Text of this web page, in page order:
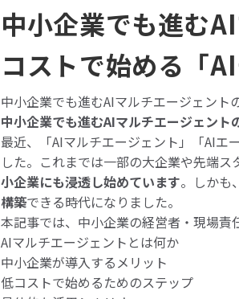
中小企業でも進む
コストで始める「
中小企業でも進むAIマルチエージェン
中小企業でも進むAIマルチエージェン
最近、「AIマルチエージェント」「AIエ
した。これまでは一部の大企業や先端
小企業にも浸透し始めています。しかも
構築できる時代になりました。
本記事では、中小企業の経営者・現場責
AIマルチエージェントとは何か
中小企業が導入するメリット
低コストで始めるためのステップ